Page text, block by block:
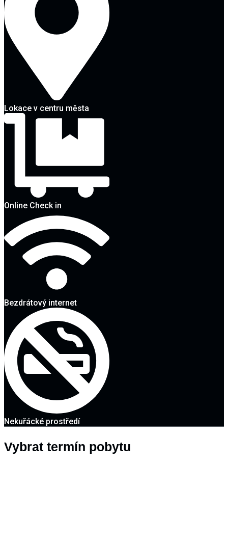
Lokace v centru města
Online Check in
Bezdrátový internet
Nekuřácké prostředí
Vybrat termín pobytu